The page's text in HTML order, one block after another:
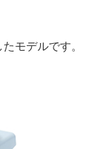
モデルです。